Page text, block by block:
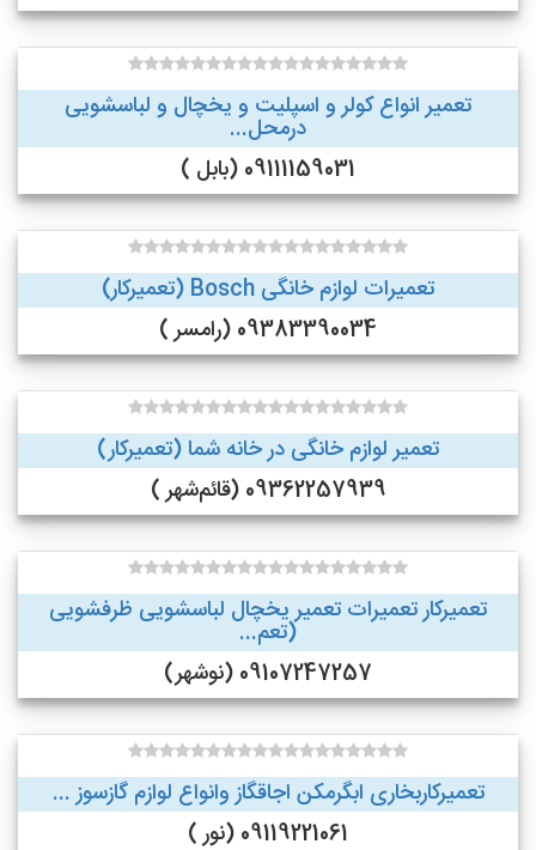
تعمیر انواع کولر و اسپلیت و یخچال و لباسشویی
درمحل...
09111159031 (بابل )
تعمیرات لوازم خانگی Bosch (تعمیرکار)
09383390034 (رامسر )
تعمیر لوازم خانگی در خانه شما (تعمیرکار)
09362257939 (قائم‌شهر )
تعمیرکار تعمیرات تعمیر یخچال لباسشویی ظرفشویی
(تعم...
09107247257 (نوشهر)
تعمیرکاربخاری ابگرمکن اجاقگاز وانواع لوازم گازسوز ...
09119221061 (نور )